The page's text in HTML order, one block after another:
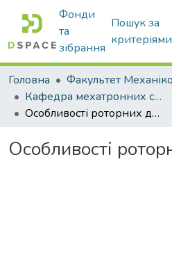
Фонди
та
зібрання
Пошук за
критеріями
Головна
Кафедра мехатронних систем тракторів та сільскогосподарських машин
Особливості роторних двигунів
Особливості